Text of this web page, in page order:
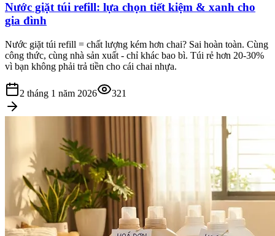
Nước giặt túi refill: lựa chọn tiết kiệm & xanh cho
gia đình
Nước giặt túi refill = chất lượng kém hơn chai? Sai hoàn toàn. Cùng
công thức, cùng nhà sản xuất - chỉ khác bao bì. Túi rẻ hơn 20-30%
vì bạn không phải trả tiền cho cái chai nhựa.
2 tháng 1 năm 2026 321